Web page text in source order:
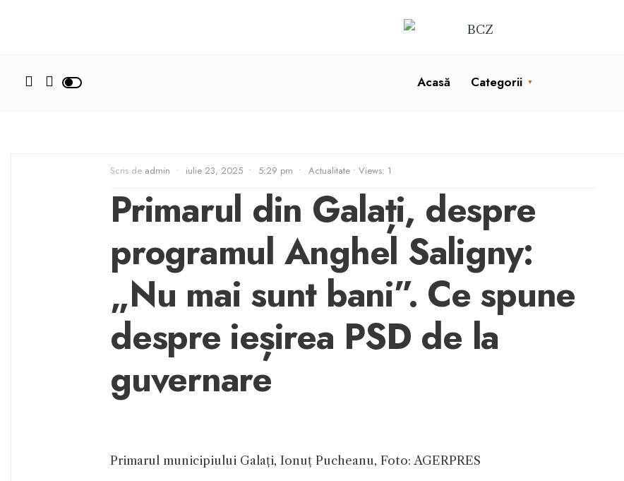
Acasă Categorii
Scris de admin • iulie 23, 2025 • 5:29 pm • Actualitate • Views: 1
Primarul din Galați, despre
programul Anghel Saligny:
„Nu mai sunt bani”. Ce spune
despre ieșirea PSD de la
guvernare
Primarul municipiului Galați, Ionuț Pucheanu, Foto: AGERPRES